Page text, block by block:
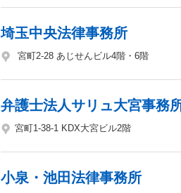
埼玉中央法律事務所
宮町2-28 あじせんビル4階・6階
弁護士法人サリュ大宮事務
宮町1-38-1 KDX大宮ビル2階
小泉・池田法律事務所